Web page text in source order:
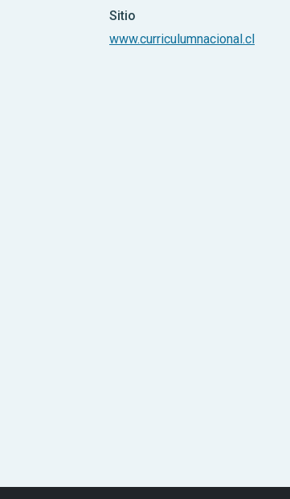
Sitio
www.curriculumnacional.cl